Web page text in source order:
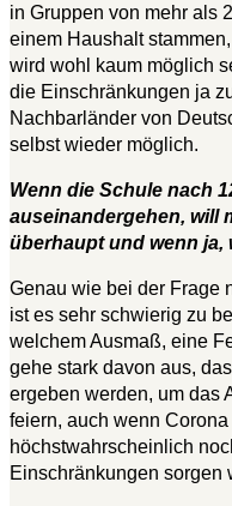
in Gruppen von mehr als
einem Haushalt
wird wohl kaum möglich
die Einschränkungen ja
Nachbarländer von
selbst wieder möglich.
Wenn die Schule nach
auseinandergehen, will
überhaupt und wenn ja,
Genau wie bei der Frage
ist es sehr schwierig zu
welchem Ausmaß, eine
gehe stark davon aus,
ergeben werden, um das
feiern, auch wenn Corona
höchstwahrscheinlich
Einschränkungen sorgen